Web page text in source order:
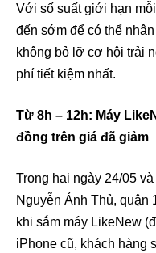
Với số suất giới hạn
đến sớm để có thể
không bỏ lỡ cơ hội trải
phí tiết kiệm nhất.
Từ 8h – 12h: Máy
đồng trên giá đã giảm
Trong hai ngày 24/05
Nguyễn Ảnh Thủ, quận
khi sắm máy LikeNew
iPhone cũ, khách hàng